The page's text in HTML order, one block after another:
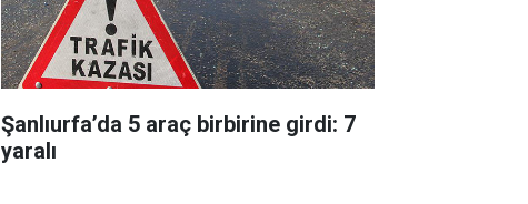
Şanlıurfa’da 5 araç birbirine girdi: 7
yaralı